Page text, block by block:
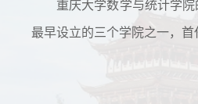
重庆大学数学与统计学
最早设立的三个学院之一，首